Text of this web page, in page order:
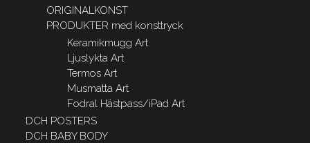
ORIGINALKONST
PRODUKTER med konsttryck
Keramikmugg Art
Ljuslykta Art
Termos Art
Musmatta Art
Fodral Hästpass/iPad Art
DCH POSTERS
DCH BABY BODY